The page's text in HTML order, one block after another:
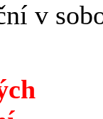
v